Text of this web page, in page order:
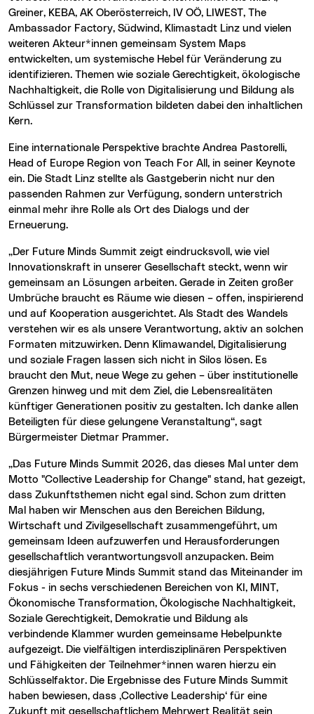
Greiner, KEBA, AK Oberösterreich, IV OÖ, LIWEST, The
Ambassador Factory, Südwind, Klimastadt Linz und vielen
weiteren Akteur*innen gemeinsam System Maps
entwickelten, um systemische Hebel für Veränderung zu
identifizieren. Themen wie soziale Gerechtigkeit, ökologische
Nachhaltigkeit, die Rolle von Digitalisierung und Bildung als
Schlüssel zur Transformation bildeten dabei den inhaltlichen
Kern.
Eine internationale Perspektive brachte Andrea Pastorelli,
Head of Europe Region von Teach For All, in seiner Keynote
ein. Die Stadt Linz stellte als Gastgeberin nicht nur den
passenden Rahmen zur Verfügung, sondern unterstrich
einmal mehr ihre Rolle als Ort des Dialogs und der
Erneuerung.
„Der Future Minds Summit zeigt eindrucksvoll, wie viel
Innovationskraft in unserer Gesellschaft steckt, wenn wir
gemeinsam an Lösungen arbeiten. Gerade in Zeiten großer
Umbrüche braucht es Räume wie diesen – offen, inspirierend
und auf Kooperation ausgerichtet. Als Stadt des Wandels
verstehen wir es als unsere Verantwortung, aktiv an solchen
Formaten mitzuwirken. Denn Klimawandel, Digitalisierung
und soziale Fragen lassen sich nicht in Silos lösen. Es
braucht den Mut, neue Wege zu gehen – über institutionelle
Grenzen hinweg und mit dem Ziel, die Lebensrealitäten
künftiger Generationen positiv zu gestalten. Ich danke allen
Beteiligten für diese gelungene Veranstaltung“, sagt
Bürgermeister Dietmar Prammer.
„Das Future Minds Summit 2026, das dieses Mal unter dem
Motto "Collective Leadership for Change" stand, hat gezeigt,
dass Zukunftsthemen nicht egal sind. Schon zum dritten
Mal haben wir Menschen aus den Bereichen Bildung,
Wirtschaft und Zivilgesellschaft zusammengeführt, um
gemeinsam Ideen aufzuwerfen und Herausforderungen
gesellschaftlich verantwortungsvoll anzupacken. Beim
diesjährigen Future Minds Summit stand das Miteinander im
Fokus - in sechs verschiedenen Bereichen von KI, MINT,
Ökonomische Transformation, Ökologische Nachhaltigkeit,
Soziale Gerechtigkeit, Demokratie und Bildung als
verbindende Klammer wurden gemeinsame Hebelpunkte
aufgezeigt. Die vielfältigen interdisziplinären Perspektiven
und Fähigkeiten der Teilnehmer*innen waren hierzu ein
Schlüsselfaktor. Die Ergebnisse des Future Minds Summit
haben bewiesen, dass ,Collective Leadership‘ für eine
Zukunft mit gesellschaftlichem Mehrwert Realität sein